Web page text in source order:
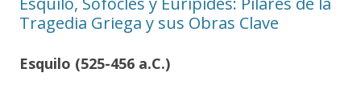
Tragedia Griega y sus Obras Clave
Esquilo (525-456 a.C.)